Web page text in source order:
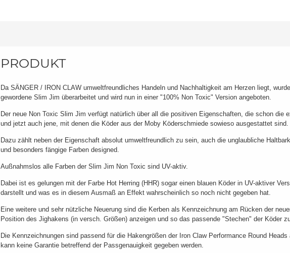
PRODUKT
Da SÄNGER / IRON CLAW umweltfreundliches Handeln und Nachhaltigkeit am Herzen liegt,
gewordene Slim Jim überarbeitet und wird nun in einer "100% Non Toxic" Version angeboten.
Der neue Non Toxic Slim Jim verfügt natürlich über all die positiven Eigenschaften, die schon die
und jetzt auch jene, mit denen die Köder aus der Moby Köderschmiede sowieso ausgestattet sind.
Dazu zählt neben der Eigenschaft absolut umweltfreundlich zu sein, auch die unglaubliche
und besonders fängige Farben designed.
Außnahmslos alle Farben der Slim Jim Non Toxic sind UV-aktiv.
Dabei ist es gelungen mit der Farbe Hot Herring (HHR) sogar einen blauen Köder in UV-aktiver
darstellt und was es in diesem Ausmaß an Effekt wahrscheinlich so noch nicht gegeben hat.
Eine weitere und sehr nützliche Neuerung sind die Kerben als Kennzeichnung am Rücken der
Position des Jighakens (in versch. Größen) anzeigen und so das passende "Stechen" der Köder
Die Kennzeichnungen sind passend für die Hakengrößen der Iron Claw Performance Round
kann keine Garantie betreffend der Passgenauigkeit gegeben werden.